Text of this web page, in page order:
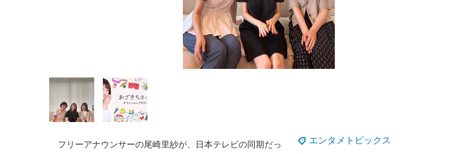
エンタメトピックス
フリーアナウンサーの尾崎里紗が、日本テレビの同期だっ